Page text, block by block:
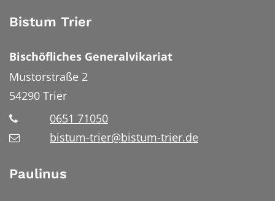
Bistum Trier
Bischöfliches Generalvikariat
Mustorstraße 2
54290 Trier
0651 71050
bistum-trier@bistum-trier.de
Paulinus